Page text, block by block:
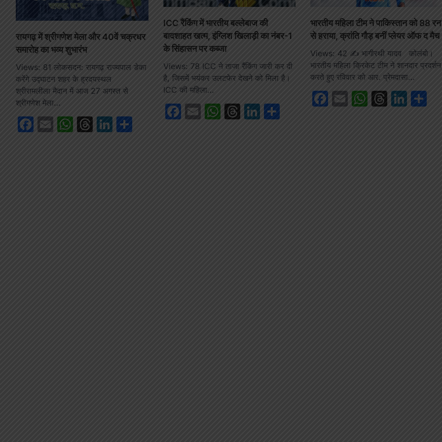
रायगढ़ में श्रीगणेश मेला और 40वें चक्रधर
समारोह का भव्य शुभारंभ
Views: 81 लोकसदन: रायगढ़ राज्यपाल डेका
करेंगे उद्घाटन शहर के ह्रदयस्थल
श्रीरामलीला मैदान में आज 27 अगस्त से
श्रीगणेश मेला…
Facebook
EmailWhatsApp
Threads
LinkedIn
Share
ICC रैंकिंग में भारतीय बल्लेबाज की
बादशाहत खत्म, इंग्लिश खिलाड़ी का नंबर-1
के सिंहासन पर कब्जा
Views: 78 ICC ने ताजा रैंकिंग जारी कर दी
है, जिसमें भयंकर उलटफेर देखने को मिला है।
ICC की महिला…
Facebook
Email
WhatsApp
Threads
LinkedIn
Share
भारतीय महिला टीम ने पाकिस्तान को 88 रन
से हराया, क्रांति गौड़ बनीं प्लेयर ऑफ द मैच
Views: 42 ✍️ भागीरथी यादव कोलंबो।
भारतीय महिला क्रिकेट टीम ने शानदार प्रदर्शन
करते हुए रविवार को आर. प्रेमदासा…
Facebook
EmailWhatsApp
Threads